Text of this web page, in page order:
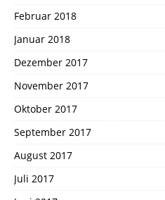
Februar 2018
Januar 2018
Dezember 2017
November 2017
Oktober 2017
September 2017
August 2017
Juli 2017